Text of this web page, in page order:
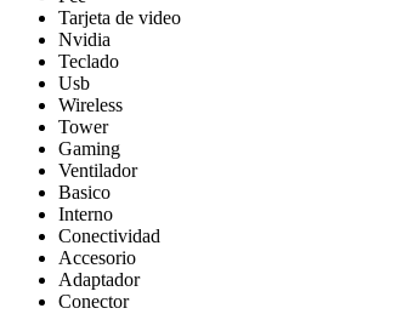
Tarjeta de video
Nvidia
Teclado
Usb
Wireless
Tower
Gaming
Ventilador
Basico
Interno
Conectividad
Accesorio
Adaptador
Conector